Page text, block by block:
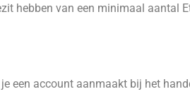
hebben van een minimaal aantal
een account aanmaakt bij het